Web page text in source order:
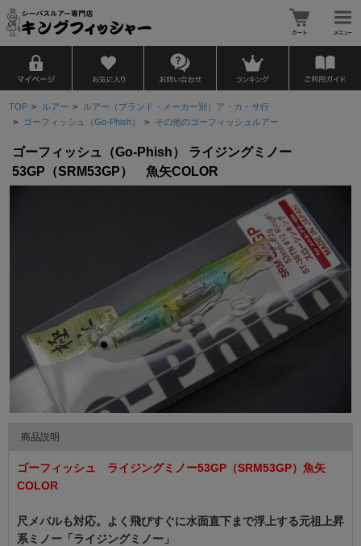
TOP > ルアー > ルアー（ブランド・メーカー別）ア・カ・サ行
> ゴーフィッシュ（Go-Phish） > その他のゴーフィッシュルアー
ゴーフィッシュ（Go-Phish） ライジングミノー
53GP（SRM53GP） 魚矢COLOR
商品説明
ゴーフィッシュ ライジングミノー53GP（SRM53GP）魚矢
COLOR
尺メバルも対応。よく飛びすぐに水面直下まで浮上する元祖上昇
系ミノー「ライジングミノー」